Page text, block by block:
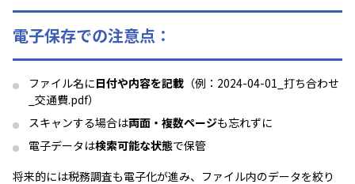
電子保存での注意点：
ファイル名に日付や内容を記載 （例：2024-04-01_打ち合わせ
_交通費.pdf）
スキャンする場合は両面・複数ページも忘れずに
電子データは検索可能な状態で保管
将来的には税務調査も電子化が進み、ファイル内のデータを絞り